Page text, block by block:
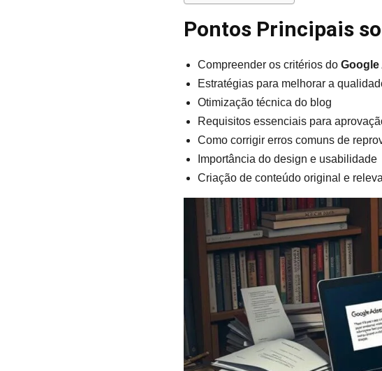
Pontos Principais
Compreender os critérios do Google
Estratégias para melhorar a
Otimização técnica do blog
Requisitos essenciais para
Como corrigir erros comuns de
Importância do design e usabilidade
Criação de conteúdo original e